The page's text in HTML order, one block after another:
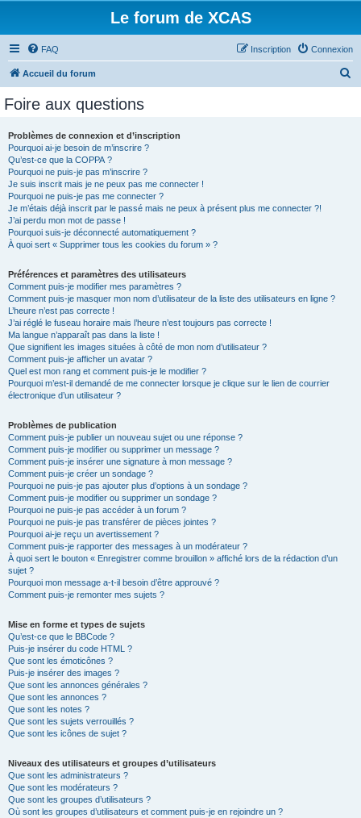
Le forum de XCAS
FAQ Connexion
Inscription
Accueil du forum
Foire aux questions
Problèmes de connexion et d’inscription
Pourquoi ai-je besoin de m’inscrire ?
Qu’est-ce que la COPPA ?
Pourquoi ne puis-je pas m’inscrire ?
Je suis inscrit mais je ne peux pas me connecter !
Pourquoi ne puis-je pas me connecter ?
Je m’étais déjà inscrit par le passé mais ne peux à présent plus me connecter ?!
J’ai perdu mon mot de passe !
Pourquoi suis-je déconnecté automatiquement ?
À quoi sert « Supprimer tous les cookies du forum » ?
Préférences et paramètres des utilisateurs
Comment puis-je modifier mes paramètres ?
Comment puis-je masquer mon nom d’utilisateur de la liste des utilisateurs en ligne ?
L’heure n’est pas correcte !
J’ai réglé le fuseau horaire mais l’heure n’est toujours pas correcte !
Ma langue n’apparaît pas dans la liste !
Que signifient les images situées à côté de mon nom d’utilisateur ?
Comment puis-je afficher un avatar ?
Quel est mon rang et comment puis-je le modifier ?
Pourquoi m’est-il demandé de me connecter lorsque je clique sur le lien de courrier
électronique d’un utilisateur ?
Problèmes de publication
Comment puis-je publier un nouveau sujet ou une réponse ?
Comment puis-je modifier ou supprimer un message ?
Comment puis-je insérer une signature à mon message ?
Comment puis-je créer un sondage ?
Pourquoi ne puis-je pas ajouter plus d’options à un sondage ?
Comment puis-je modifier ou supprimer un sondage ?
Pourquoi ne puis-je pas accéder à un forum ?
Pourquoi ne puis-je pas transférer de pièces jointes ?
Pourquoi ai-je reçu un avertissement ?
Comment puis-je rapporter des messages à un modérateur ?
À quoi sert le bouton « Enregistrer comme brouillon » affiché lors de la rédaction d’un
sujet ?
Pourquoi mon message a-t-il besoin d’être approuvé ?
Comment puis-je remonter mes sujets ?
Mise en forme et types de sujets
Qu’est-ce que le BBCode ?
Puis-je insérer du code HTML ?
Que sont les émoticônes ?
Puis-je insérer des images ?
Que sont les annonces générales ?
Que sont les annonces ?
Que sont les notes ?
Que sont les sujets verrouillés ?
Que sont les icônes de sujet ?
Niveaux des utilisateurs et groupes d’utilisateurs
Que sont les administrateurs ?
Que sont les modérateurs ?
Que sont les groupes d’utilisateurs ?
Où sont les groupes d’utilisateurs et comment puis-je en rejoindre un ?